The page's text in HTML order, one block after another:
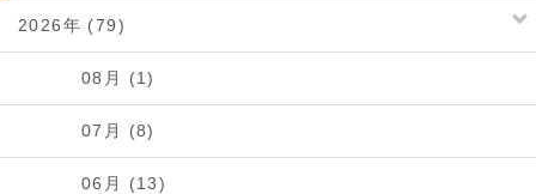
2026年 (79)
08月 (1)
07月 (8)
06月 (13)